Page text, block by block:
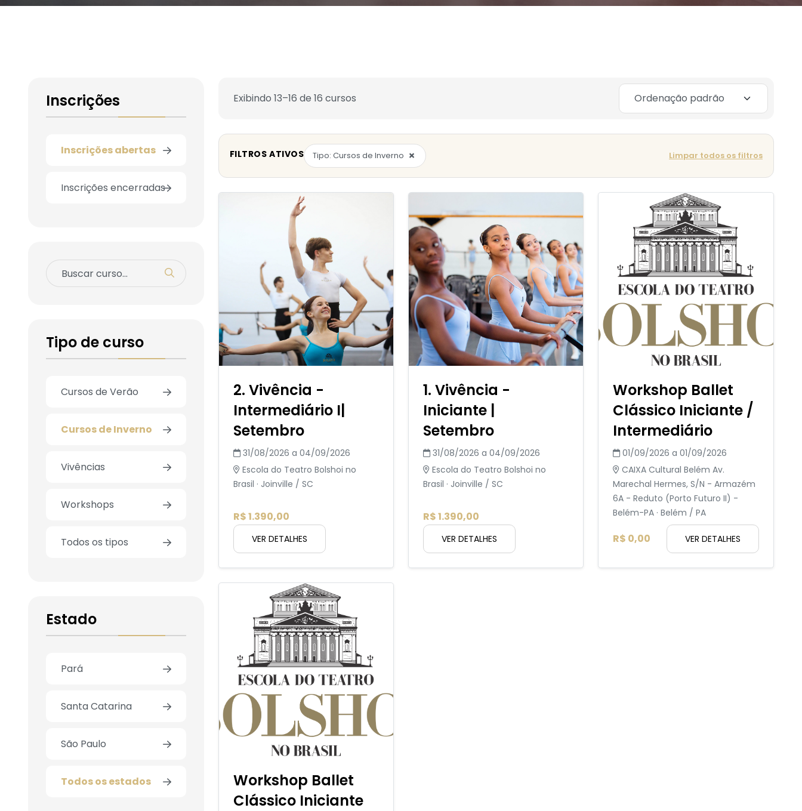
Exibindo 13–16 de 16 cursos
FILTROS ATIVOS Tipo: Cursos de Inverno × Limpar todos os filtros
2. Vivência -
Intermediário I|
Setembro
31/08/2026 a 04/09/2026
Escola do Teatro Bolshoi no
Brasil · Joinville / SC
R$ 1.390,00
VER DETALHES
1. Vivência -
Iniciante |
Setembro
31/08/2026 a 04/09/2026
Escola do Teatro Bolshoi no
Brasil · Joinville / SC
R$ 1.390,00
VER DETALHES
Workshop Ballet
Clássico Iniciante /
Intermediário
01/09/2026 a 01/09/2026
CAIXA Cultural Belém Av.
Marechal Hermes, S/N - Armazém
6A - Reduto (Porto Futuro II) -
Belém-PA · Belém / PA
R$ 0,00 VER DETALHES
Workshop Ballet
Clássico Iniciante
Inscrições
Inscrições abertas
Inscrições encerradas
Tipo de curso
Cursos de Verão
Cursos de Inverno
Vivências
Workshops
Todos os tipos
Estado
Pará
Santa Catarina
São Paulo
Todos os estados